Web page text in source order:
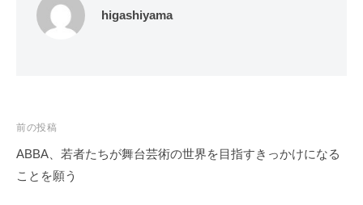
higashiyama
投
稿
ナ
前の投稿
ABBA、若者たちが舞台芸術の世界を目指すきっかけになる
ことを願う